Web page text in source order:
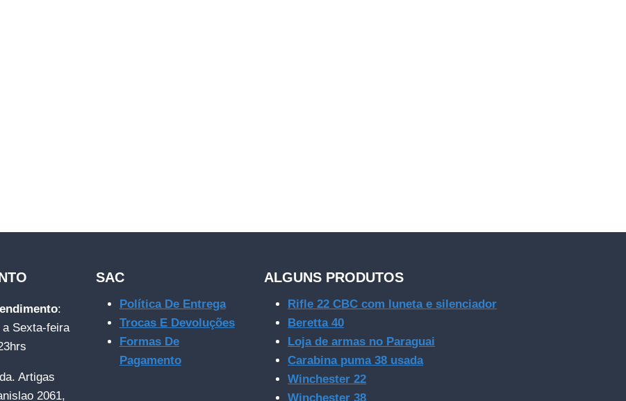
:
a Sexta-feira
Artigas
2061,
SAC
Política De Entrega
Trocas E Devoluções
Formas De
Pagamento
ALGUNS PRODUTOS
Rifle 22 CBC com luneta e silenciador
Beretta 40
Loja de armas no Paraguai
Carabina puma 38 usada
Winchester 22
Winchester 38